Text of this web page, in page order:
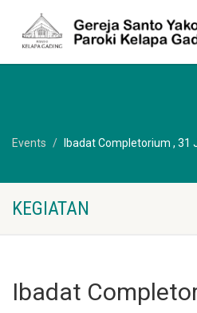
Events Ibadat Completorium , 31
KEGIATAN
Ibadat